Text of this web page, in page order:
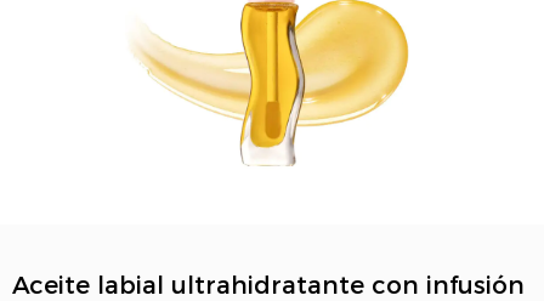
Aceite labial ultrahidratante con infusión